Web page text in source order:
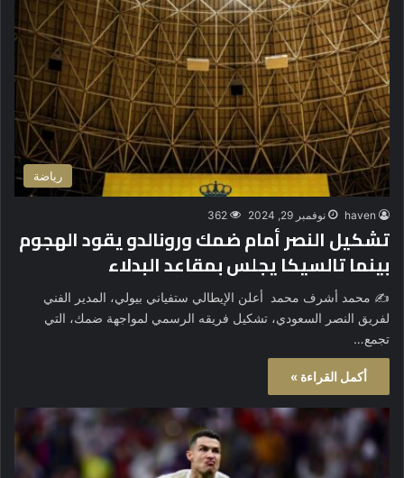
رياضة
haven نوفمبر 29, 2024 362
تشكيل النصر أمام ضمك ورونالدو يقود الهجوم
بينما تالسيكا يجلس بمقاعد البدلاء
✍️ محمد أشرف محمد أعلن الإيطالي ستفياني بيولي، المدير الفني
لفريق النصر السعودي، تشكيل فريقه الرسمي لمواجهة ضمك، التي
تجمع…
أكمل القراءة »